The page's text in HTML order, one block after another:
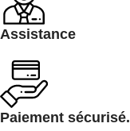
Assistance
Paiement sécurisé.